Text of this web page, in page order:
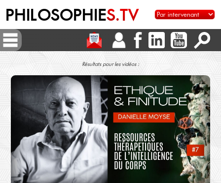
PHILOSOPHIES.TV
Résultats pour les vidéos :